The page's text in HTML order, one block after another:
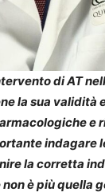
di AT
la sua validità
e
indagare
la corretta
è più quella